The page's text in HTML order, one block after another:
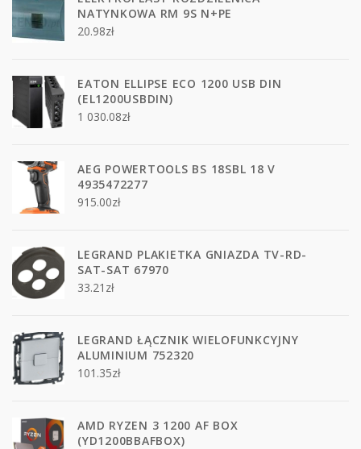
NATYNKOWA RM 9S N+PE
20.98zł
EATON ELLIPSE ECO 1200 USB DIN
(EL1200USBDIN)
1 030.08zł
AEG POWERTOOLS BS 18SBL 18 V
4935472277
915.00zł
LEGRAND PLAKIETKA GNIAZDA TV-RD-
SAT-SAT 67970
33.21 zł
LEGRAND ŁĄCZNIK WIELOFUNKCYJNY
ALUMINIUM 752320
101.35zł
AMD RYZEN 3 1200 AF BOX
(YD1200BBAFBOX)